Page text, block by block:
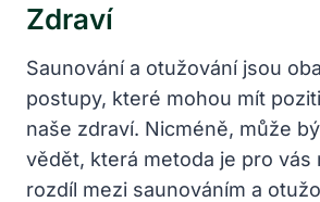
Zdraví
Saunování a otužování jsou
postupy, které mohou mít
naše zdraví. Nicméně, může
vědět, která metoda je pro vás
rozdíl mezi saunováním a